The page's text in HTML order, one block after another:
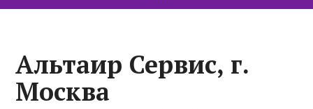
Альтаир Сервис, г.
Москва